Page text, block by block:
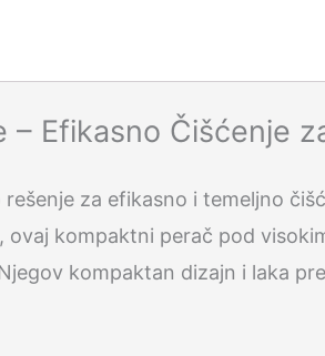
Efikasno Čišćenje
za efikasno i temeljno
kompaktni perač pod
kompaktan dizajn i laka